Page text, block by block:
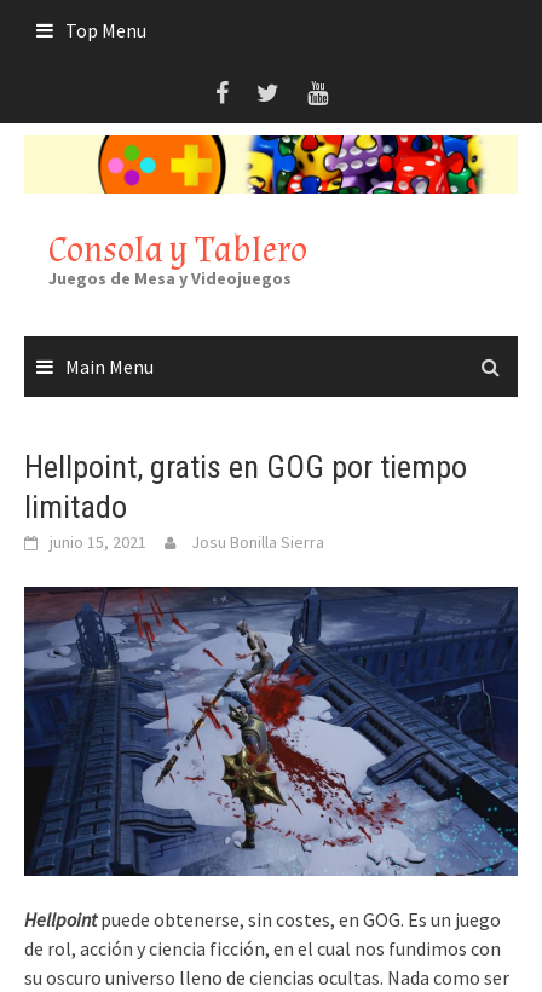
Top Menu
Consola y Tablero
Juegos de Mesa y Videojuegos
Main Menu
Hellpoint, gratis en GOG por tiempo
limitado
junio 15, 2021 Josu Bonilla Sierra
Hellpointpuede obtenerse, sin costes, en GOG. Es un juego
de rol, acción y ciencia ficción, en el cual nos fundimos con
su oscuro universo lleno de ciencias ocultas. Nada como ser